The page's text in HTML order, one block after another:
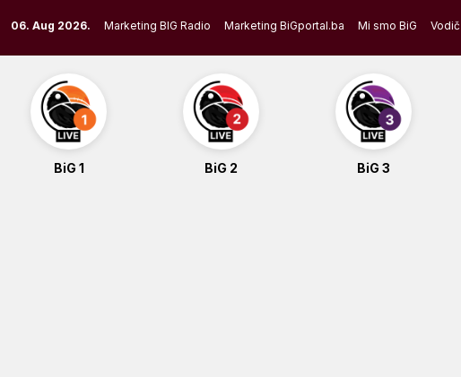
to
content
06. Aug 2026. Marketing BIG Radio Marketing BiGportal.ba Mi smo BiG
BiG 1 BiG 2 BiG 3